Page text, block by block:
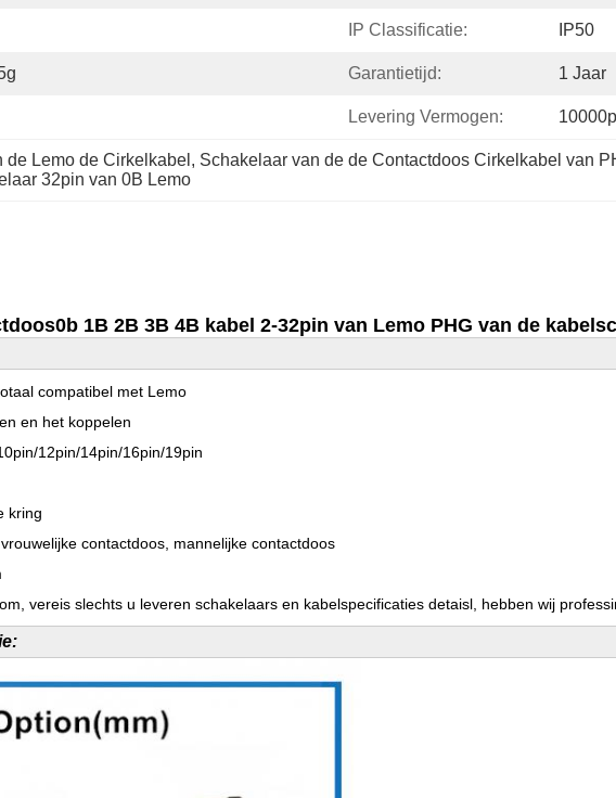
IP Classificatie: IP50
Garantietijd: 1 Jaar
Levering Vermogen:
de Lemo de Cirkelkabel , Schakelaar van de de Contactdoos Cirkelkabel van
32pin van 0B Lemo
1B 2B 3B 4B kabel 2-32pin van Lemo PHG van de
compatibel met Lemo
en het koppelen
12pin/14pin/16pin/19pin
kring
contactdoos, mannelijke contactdoos
vereis slechts u leveren schakelaars en kabelspecificaties detaisl, hebben wij